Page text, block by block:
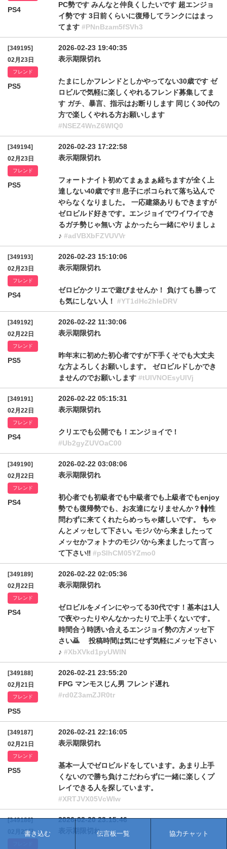
PS4
PC勢です みんなと仲良くしたいです 超エンジョ
イ勢です 3日前くらいに復帰してランクにはまっ
てます #PNnBzam5fSVh3
[349195]
02月23日
フレンド
PS5
2026-02-23 19:40:35
表示期限切れ
たまにしかフレンドとしかやってない30歳です ゼ
ロビルで気軽に楽しくやれるフレンド募集してま
す ガチ、暴言、指示はお断りします 同じく30代の
方で楽しくやれる方お願いします
#NSEZ4WnZ6WlQ0
[349194]
02月23日
フレンド
PS5
2026-02-23 17:22:58
表示期限切れ
フォートナイト初めてまぁまぁ経ちますが全く上
達しない40歳です‼️ 息子にボコられて落ち込んで
やらなくなりました。 一応建築ありもできますが
ゼロビルド好きです。エンジョイでワイワイでき
るガチ勢じゃ無い方 よかったら一緒にやりましょ
♪ #adVBXbFZVUVVr
[349193]
02月23日
フレンド
PS4
2026-02-23 15:10:06
表示期限切れ
ゼロビかクリエで遊びませんか！ 負けても勝って
も気にしない人！ #YT1dHc2hIeDRV
[349192]
02月22日
フレンド
PS5
2026-02-22 11:30:06
表示期限切れ
昨年末に初めた初心者ですが下手くそでも大丈夫
な方よろしくお願いします。 ゼロビルドしかでき
ませんのでお願いします #tUlVNOEsyUlVj
[349191]
02月22日
フレンド
PS4
2026-02-22 05:15:31
表示期限切れ
クリエでも公開でも！エンジョイで！
#Ub2gyZUVOaC00
[349190]
02月22日
フレンド
PS4
2026-02-22 03:08:06
表示期限切れ
初心者でも初級者でも中級者でも上級者でもenjoy
勢でも復帰勢でも、お友達になりませんか？🚹🚺‎性
問わずに来てくれたらめっちゃ嬉しいです。 ちゃ
んとメッセして下さい｡ モジパから来ましたって
メッセかフォトナのモジパから来ましたって言っ
て下さい‼️ #pSlhCM05YZmo0
[349189]
02月22日
フレンド
PS4
2026-02-22 02:05:36
表示期限切れ
ゼロビルをメインにやってる30代です！基本は1人
で夜やったりやんなかったりで上手くないです。
時間合う時誘い合えるエンジョイ勢の方メッセ下
さい🙇 投稿時間は気にせず気軽にメッセ下さい
♪ #XbXVkd1pyUWlN
[349188]
02月21日
フレンド
PS5
2026-02-21 23:55:20
FPG マンモスじん男 フレンド遅れ
#rd0Z3amZJR0tr
[349187]
02月21日
フレンド
PS5
2026-02-21 22:16:05
表示期限切れ
基本一人でゼロビルドをしています。あまり上手
くないので勝ち負けこだわらずに一緒に楽しくプ
レイできる人を探しています。
#XRTJVX05VcWIw
[349186]
02月20日
2026-02-20 23:15:46
表示期限切れ
書き込む 伝言板一覧 協力チャット